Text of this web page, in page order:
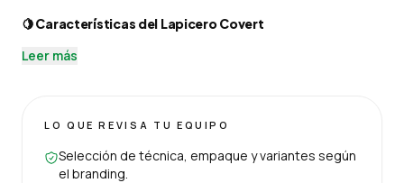
🍋Características del Lapicero Covert
Leer más
LO QUE REVISA TU EQUIPO
Selección de técnica, empaque y variantes según
el branding.